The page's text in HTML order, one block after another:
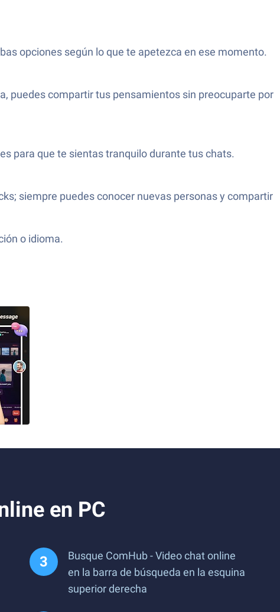
opciones según lo que te apetezca en ese momento.
puedes compartir tus pensamientos sin preocuparte por
para que te sientas tranquilo durante tus chats.
siempre puedes conocer nuevas personas y compartir
o idioma.
en PC
Busque ComHub - Video chat online
en la barra de búsqueda en la esquina
superior derecha